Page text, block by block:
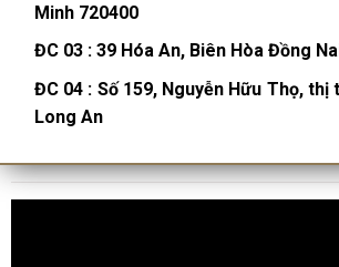
Minh 720400
ĐC 03 :39 Hóa An, Biên Hòa Đồng
ĐC 04 : Số 159, Nguyễn Hữu Thọ, thị
Long An